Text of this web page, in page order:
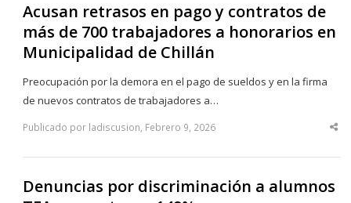
Acusan retrasos en pago y contratos de
más de 700 trabajadores a honorarios en
Municipalidad de Chillán
Preocupación por la demora en el pago de sueldos y en la firma
de nuevos contratos de trabajadores a…
Publicado por ladiscusion, Febrero 9, 2026
Denuncias por discriminación a alumnos